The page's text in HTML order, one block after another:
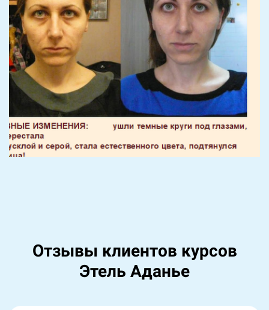
Отзывы клиентов курсов
Этель Аданье